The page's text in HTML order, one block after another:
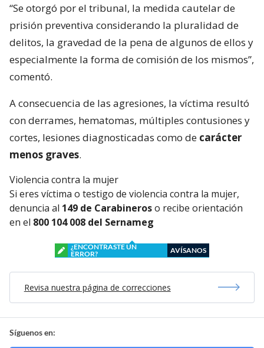
“Se otorgó por el tribunal, la medida cautelar de
prisión preventiva considerando la pluralidad de
delitos, la gravedad de la pena de algunos de ellos y
especialmente la forma de comisión de los mismos”,
comentó.
A consecuencia de las agresiones, la víctima resultó
con derrames, hematomas, múltiples contusiones y
cortes, lesiones diagnosticadas como de carácter
menos graves.
Violencia contra la mujer
Si eres víctima o testigo de violencia contra la mujer,
denuncia al 149 de Carabineroso recibe orientación
en el 800 104 008 del Sernameg
¿ENCONTRASTE UN
ERROR?
AVÍSANOS
Revisa nuestra página de correcciones
Síguenos en: